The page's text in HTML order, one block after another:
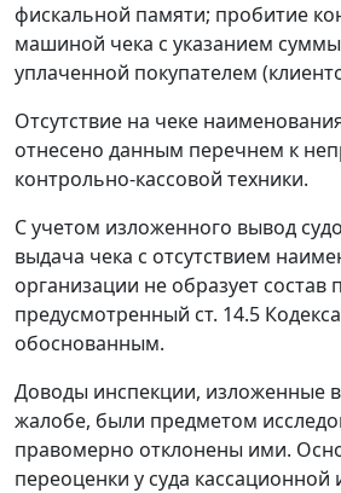
фискальной памяти; пробитие
машиной чека с указанием
уплаченной покупателем
Отсутствие на чеке
отнесено данным перечнем к
контрольно-кассовой техники.
С учетом изложенного вывод
выдача чека с отсутствием
организации не образует
предусмотренный ст. 14.5
обоснованным.
Доводы инспекции, изложенные
жалобе, были предметом
правомерно отклонены ими.
переоценки у суда кассационной